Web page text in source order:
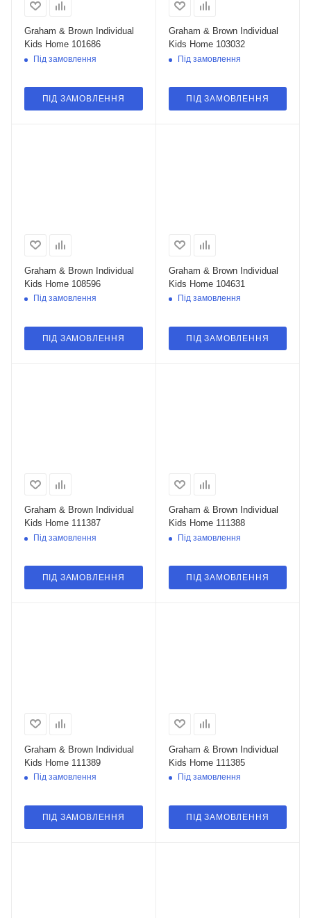
Graham & Brown Individual
Kids Home 101686
Під замовлення
ПІД ЗАМОВЛЕННЯ
Graham & Brown Individual
Kids Home 103032
Під замовлення
ПІД ЗАМОВЛЕННЯ
Graham & Brown Individual
Kids Home 108596
Під замовлення
ПІД ЗАМОВЛЕННЯ
Graham & Brown Individual
Kids Home 104631
Під замовлення
ПІД ЗАМОВЛЕННЯ
Graham & Brown Individual
Kids Home 111387
Під замовлення
ПІД ЗАМОВЛЕННЯ
Graham & Brown Individual
Kids Home 111388
Під замовлення
ПІД ЗАМОВЛЕННЯ
Graham & Brown Individual
Kids Home 111389
Під замовлення
ПІД ЗАМОВЛЕННЯ
Graham & Brown Individual
Kids Home 111385
Під замовлення
ПІД ЗАМОВЛЕННЯ